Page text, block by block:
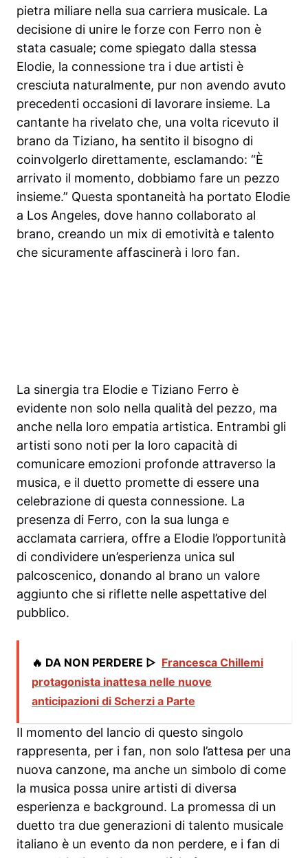
pietra miliare nella sua carriera musicale. La
decisione di unire le forze con Ferro non è
stata casuale; come spiegato dalla stessa
Elodie, la connessione tra i due artisti è
cresciuta naturalmente, pur non avendo avuto
precedenti occasioni di lavorare insieme. La
cantante ha rivelato che, una volta ricevuto il
brano da Tiziano, ha sentito il bisogno di
coinvolgerlo direttamente, esclamando: “È
arrivato il momento, dobbiamo fare un pezzo
insieme.” Questa spontaneità ha portato Elodie
a Los Angeles, dove hanno collaborato al
brano, creando un mix di emotività e talento
che sicuramente affascinerà i loro fan.
La sinergia tra Elodie e Tiziano Ferro è
evidente non solo nella qualità del pezzo, ma
anche nella loro empatia artistica. Entrambi gli
artisti sono noti per la loro capacità di
comunicare emozioni profonde attraverso la
musica, e il duetto promette di essere una
celebrazione di questa connessione. La
presenza di Ferro, con la sua lunga e
acclamata carriera, offre a Elodie l’opportunità
di condividere un’esperienza unica sul
palcoscenico, donando al brano un valore
aggiunto che si riflette nelle aspettative del
pubblico.
🔥 DA NON PERDERE ▷ Francesca Chillemi
protagonista inattesa nelle nuove
anticipazioni di Scherzi a Parte
Il momento del lancio di questo singolo
rappresenta, per i fan, non solo l’attesa per una
nuova canzone, ma anche un simbolo di come
la musica possa unire artisti di diversa
esperienza e background. La promessa di un
duetto tra due generazioni di talento musicale
italiano è un evento da non perdere, e i fan di